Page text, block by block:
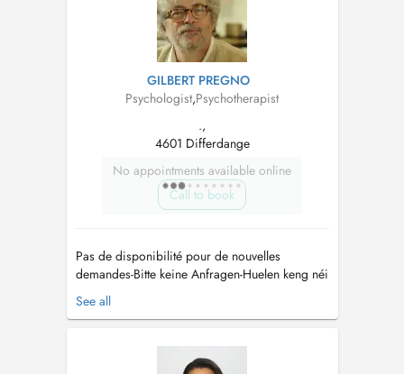
GILBERT PREGNO
Psychologist,Psychotherapist
.,
4601 Differdange
No appointments available online
Call to book
Pas de disponibilité pour de nouvelles
demandes-Bitte keine Anfragen-Huelen keng néi
Demanden un-Non sono in grado di prendere
nuove domande - Eenzel-, Koppel an
Psychotherapie. Lehrtherapeut an Superviseur.
Fir en Rendezvous ze huelen schreift mer eng
See all